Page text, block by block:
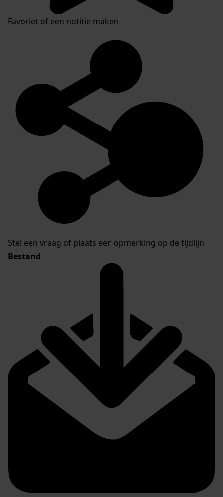
Favoriet of een notitie maken
Stel een vraag of plaats een opmerking op de tijdlijn
Bestand